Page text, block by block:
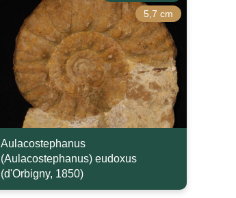
5,7 cm
Aulacostephanus
(Aulacostephanus) eudoxus
(d'Orbigny, 1850)